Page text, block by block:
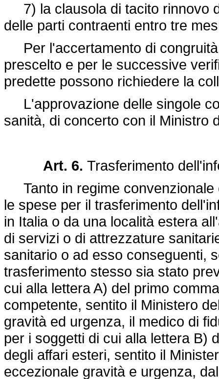
7) la clausola di tacito rinnovo
delle parti contraenti entro tre
Per l'accertamento di congruità
prescelto e per le successive
predette possono richiedere la
L'approvazione delle singole
sanità, di concerto con il Ministro
Art. 6. Trasferimento
Tanto in regime convenzionale
le spese per il trasferimento
in Italia o da una località estera
di servizi o di attrezzature
sanitario o ad esso conseguenti,
trasferimento stesso sia stato
cui alla lettera A) del primo
competente, sentito il Ministero
gravità ed urgenza, il medico di
per i soggetti di cui alla lettera B)
degli affari esteri, sentito il
eccezionale gravità e urgenza,